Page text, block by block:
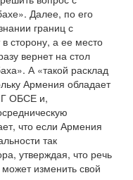
Далее, по его
границ с
сторону, а ее место
вернет на стол
А «такой расклад
Армения обладает
ОБСЕ и,
что если Армения
так
утверждая, что речь
изменить свой